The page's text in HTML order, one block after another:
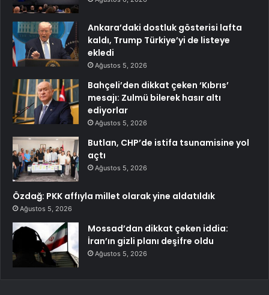
Ankara’daki dostluk gösterisi lafta
kaldı, Trump Türkiye’yi de listeye
ekledi
Ağustos 5, 2026
Bahçeli’den dikkat çeken ‘Kıbrıs’
mesajı: Zulmü bilerek hasır altı
ediyorlar
Ağustos 5, 2026
Butlan, CHP’de istifa tsunamisine yol
açtı
Ağustos 5, 2026
Özdağ: PKK affıyla millet olarak yine aldatıldık
Ağustos 5, 2026
Mossad’dan dikkat çeken iddia:
İran’ın gizli planı deşifre oldu
Ağustos 5, 2026